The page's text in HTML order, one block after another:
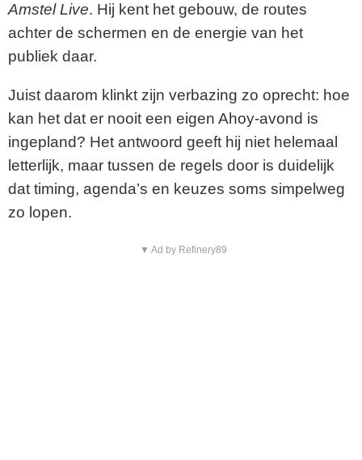
d
o
Amstel Live. Hij kent het gebouw, de routes
achter de schermen en de energie van het
publiek daar.
Juist daarom klinkt zijn verbazing zo oprecht: hoe
kan het dat er nooit een eigen Ahoy-avond is
ingepland? Het antwoord geeft hij niet helemaal
letterlijk, maar tussen de regels door is duidelijk
dat timing, agenda’s en keuzes soms simpelweg
zo lopen.
▼ Ad by Refinery89